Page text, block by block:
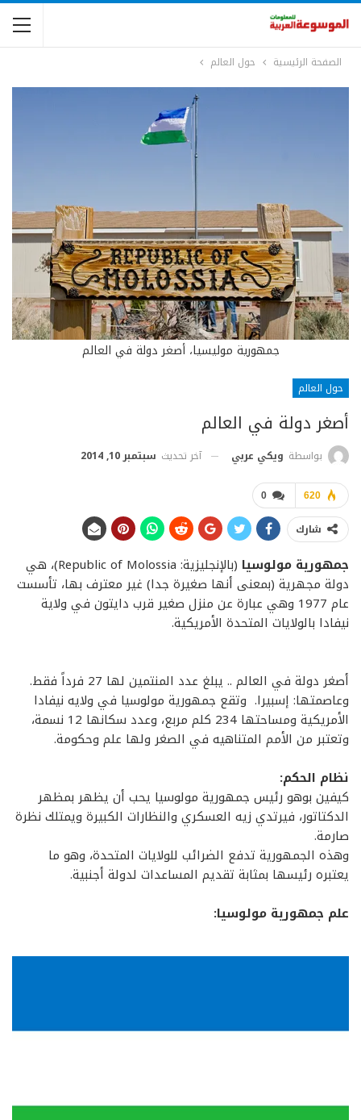
الصفحة الرئيسية حول العالم
جمهورية موليسيا، أصغر دولة في العالم
حول العالم
أصغر دولة في العالم
بواسطة ويكي عربي آخر تحديث سبتمبر 10, 2014
0 620
شارك
جمهورية مولوسيا
(بالإنجليزية: Republic of Molossia)، هي
دولة مجهرية (بمعنى أنها صغيرة جدا) غير معترف بها، تأسست
عام 1977 وهي عبارة عن منزل صغير قرب دايتون في ولاية
نيفادا بالولايات المتحدة الأمريكية.
أصغر دولة في العالم .. يبلغ عدد المنتمين لها 27 فرداً فقط.
وعاصمتها: إسبيرا. وتقع جمهورية مولوسيا في ولايه نيفادا
الأمريكية ومساحتها 234 كلم مربع، وعدد سكانها 12 نسمة،
وتعتبر من الأمم المتناهيه في الصغر ولها علم وحكومة.
نظام الحكم:
كيفين بوهو رئيس جمهورية مولوسيا يحب أن يظهر بمظهر
الدكتاتور، فيرتدي زيه العسكري والنظارات الكبيرة ويمتلك نظرة
صارمة.
وهذه الجمهورية تدفع الضرائب للولايات المتحدة، وهو ما
يعتبره رئيسها بمثابة تقديم المساعدات لدولة أجنبية.
علم جمهورية مولوسيا: